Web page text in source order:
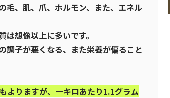
毛、肌、爪、ホルモン、また、エネル
想像以上に多いです。
調子が悪くなる、また栄養が偏ること
よりますが、一キロあたり1.1グラム